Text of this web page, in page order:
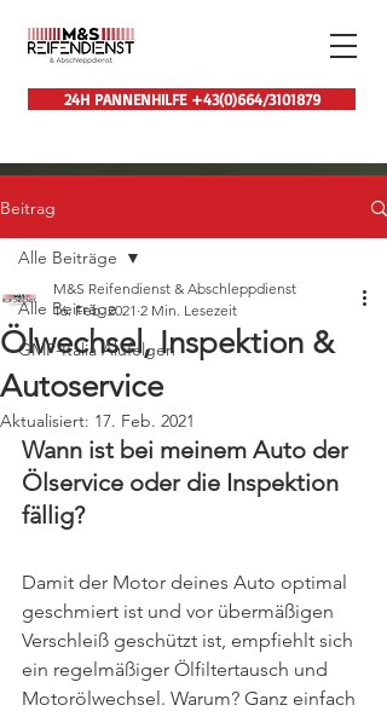
24H PANNENHILFE +43(0)664/3101879
Beitrag
Alle Beiträge
GMP-Italia Alufelgen
Alle Beiträge
Ölwechsel, Inspektion &
Autoservice
M&S Reifendienst & Abschleppdienst
16. Feb. 2021 2 Min. Lesezeit
Aktualisiert: 17. Feb. 2021
Wann ist bei meinem Auto der
Ölservice oder die Inspektion
fällig?
Damit der Motor deines Auto optimal
geschmiert ist und vor übermäßigen
Verschleiß geschützt ist, empfiehlt sich
ein regelmäßiger Ölfiltertausch und
Motorölwechsel. Warum? Ganz einfach